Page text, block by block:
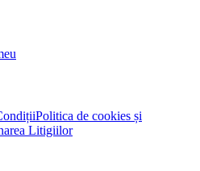
Politica de cookies și
Litigiilor